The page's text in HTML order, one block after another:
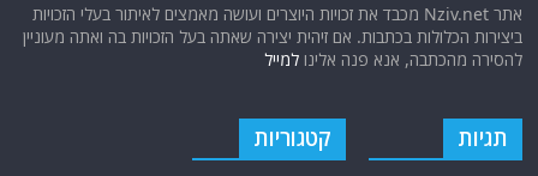
אתר Nziv.net מכבד את זכויות היוצרים ועושה מאמצים לאיתור בעלי הזכויות
ביצירות הכלולות בכתבות. אם זיהית יצירה שאתה בעל הזכויות בה ואתה מעוניין
להסירה מהכתבה, אנא פנה אלינולמייל
תגיות קטגוריות